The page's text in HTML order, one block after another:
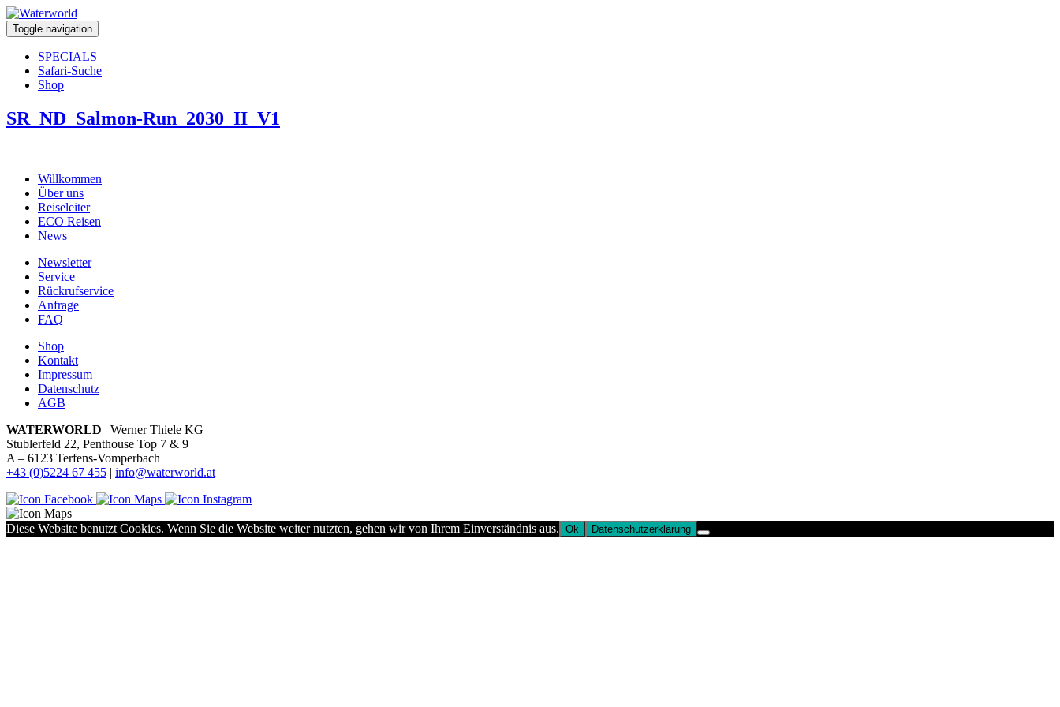
Toggle navigation
SPECIALS
Safari-Suche
Shop
SR_ND_Salmon-Run_2030_II_V1
Willkommen
Über uns
Reiseleiter
ECO Reisen
News
Newsletter
Service
Rückrufservice
Anfrage
FAQ
Shop
Kontakt
Impressum
Datenschutz
AGB
WATERWORLD | Werner Thiele KG
Stublerfeld 22, Penthouse Top 7 & 9
A – 6123 Terfens-Vomperbach
+43 (0)5224 67 455 | info@waterworld.at
Diese Website benutzt Cookies. Wenn Sie die Website weiter nutzten, gehen wir von Ihrem Einverständnis aus. Ok Datenschutzerklärung